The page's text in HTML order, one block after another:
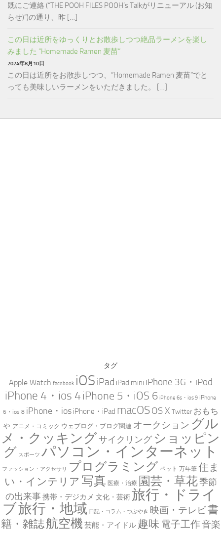
既にご連絡 (“THE POOH FILES POOH’s Talkがリニューアル (お知
らせ)“)の通り、昨 […]
この日は近所をゆっくりとお散歩しつつ絶品ラーメンを楽し
みました “Homemade Ramen 麦苗”
2024年8月10日
この日は近所をお散歩しつつ、”Homemade Ramen 麦苗”でと
っても美味しいラーメンをいただきました。 […]
タグ
Apple Watch facebook iOS iPad iPad mini iPhone 3G・iPod
iPhone 4・ios 4iPhone 5・iOS 6 iPhone 6s・ios 9 iPhone
6・ios 8 iPhone・ios iPhone・iPad macOS OS X Twitter おもち
ゃ アニメ・コミック ウェブログ・ブログ関連 オークション グル
メ・クッキングサイクリング ショッピン
グ スポーツ パソコン・インターネット
ファッション・アクセサリ プログラミング ペット 万年筆 住ま
い・インテリア 写真 医療・治療 園芸・草花季節
の出来事携帯・デジカメ 文化・芸術 旅行・ドライ
ブ旅行・地域 日記・コラム・つぶやき 映画・テレビ書
籍・雑誌航空機 芸能・アイドル 趣味 電子工作音楽